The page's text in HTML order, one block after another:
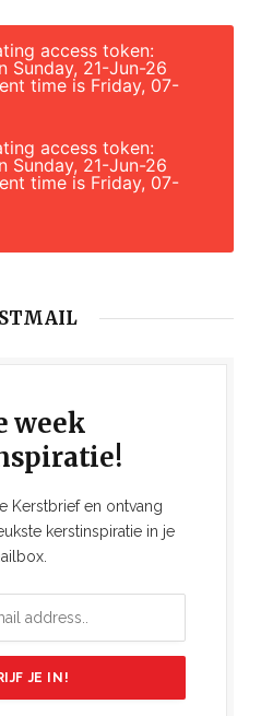
access token:
Sunday, 21-Jun-26
time is Friday, 07-
access token:
Sunday, 21-Jun-26
time is Friday, 07-
week
Kerstbrief en ontvang
kerstinspiratie in je